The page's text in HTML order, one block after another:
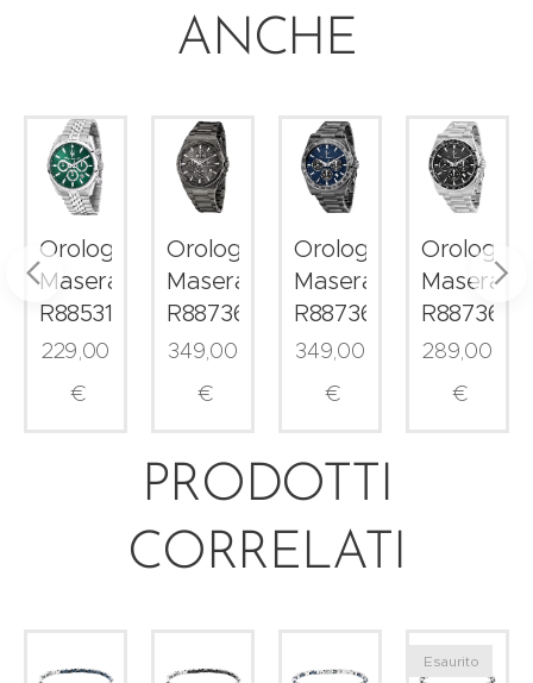
ANCHE
Orologio
Maserati
R8853151023
229,00
€
Orologio
Maserati
R8873653006
349,00
€
Orologio
Maserati
R8873652015
349,00
€
Orologio
Maserati
289,00
€
PRODOTTI
CORRELATI
Esaurito